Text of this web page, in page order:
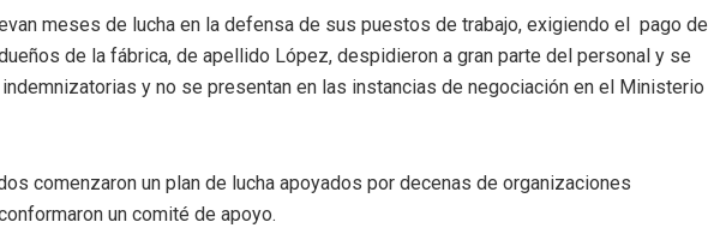
meses de lucha en la defensa de sus puestos de trabajo, exigiendo el pago de
de la fábrica, de apellido López, despidieron a gran parte del personal y se
y no se presentan en las instancias de negociación en el Ministerio
comenzaron un plan de lucha apoyados por decenas de organizaciones
un comité de apoyo.